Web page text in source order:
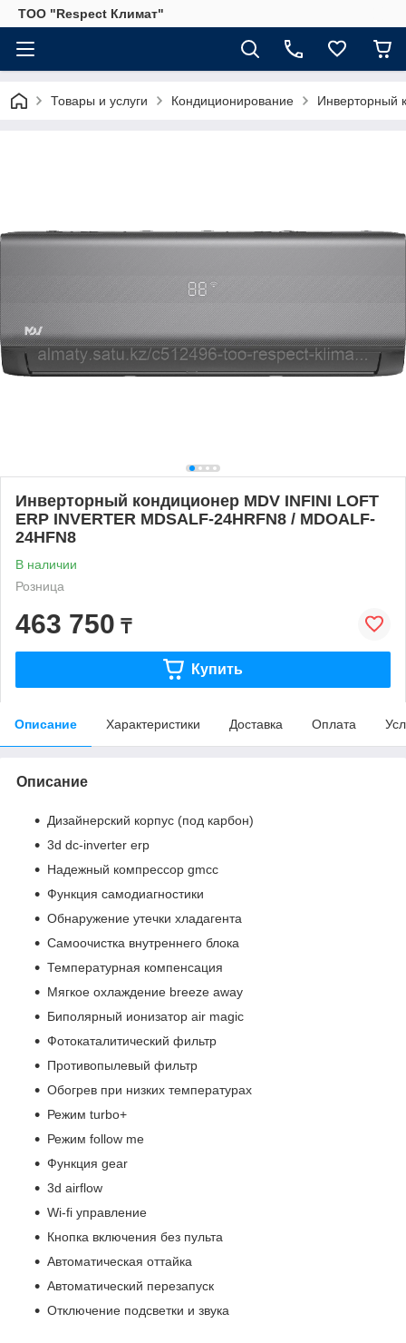
ТОО "Respect Климат"
Товары и услуги Кондиционирование Инверторный
Инверторный кондиционер MDV INFINI LOFT
ERP INVERTER MDSALF-24HRFN8 / MDOALF-
24HFN8
В наличии
Розница
463 750 ₸
Купить
Описание Характеристики Доставка Оплата
Описание
Дизайнерский корпус (под карбон)
3d dc-inverter erp
Надежный компрессор gmcc
Функция самодиагностики
Обнаружение утечки хладагента
Самоочистка внутреннего блока
Температурная компенсация
Мягкое охлаждение breeze away
Биполярный ионизатор air magic
Фотокаталитический фильтр
Противопылевый фильтр
Обогрев при низких температурах
Режим turbo+
Режим follow me
Функция gear
3d airflow
Wi-fi управление
Кнопка включения без пульта
Автоматическая оттайка
Автоматический перезапуск
Отключение подсветки и звука